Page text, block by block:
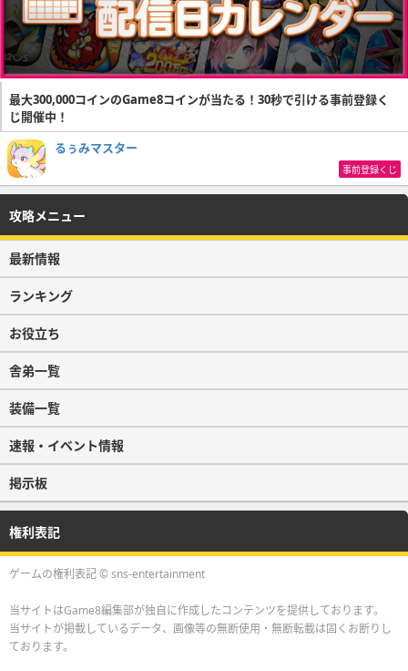
最大300,000コインのGame8コインが当たる！30秒で引ける事前登録く
じ開催中！
るぅみマスター
事前登録くじ
攻略メニュー
最新情報
ランキング
お役立ち
舎弟一覧
装備一覧
速報・イベント情報
掲示板
権利表記
ゲームの権利表記 © sns-entertainment
当サイトはGame8編集部が独自に作成したコンテンツを提供しております。
当サイトが掲載しているデータ、画像等の無断使用・無断転載は固くお断りし
ております。